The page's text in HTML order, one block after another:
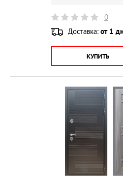
0
Доставка: от 1
КУПИТЬ